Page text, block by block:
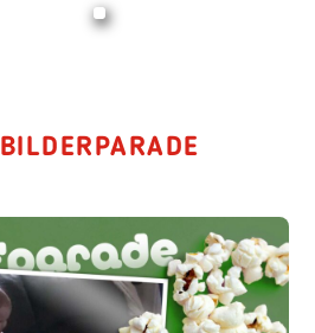
BILDERPARADE